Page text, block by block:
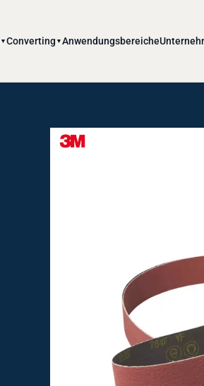
▼Converting ▼ Anwendungsbereiche